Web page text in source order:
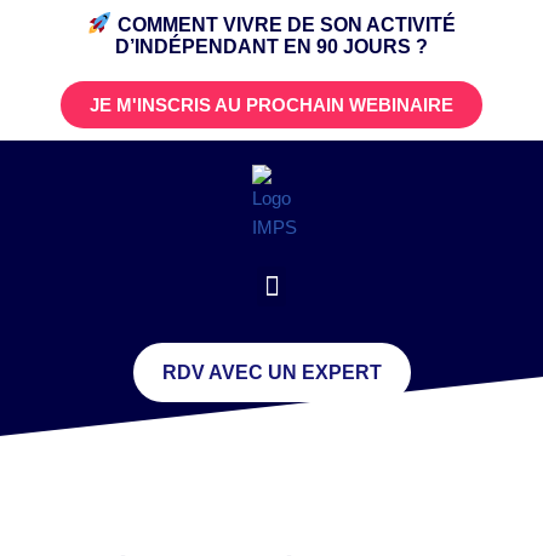
COMMENT VIVRE DE SON ACTIVITÉ
D’INDÉPENDANT EN 90 JOURS ?
JE M'INSCRIS AU PROCHAIN WEBINAIRE
RDV AVEC UN EXPERT